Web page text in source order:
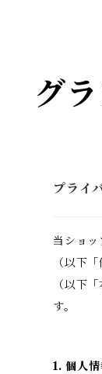
グ
プライ
当ショ
（以下
（以下
す。
1. 個人